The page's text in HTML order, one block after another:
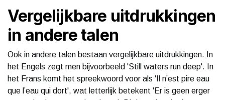
Vergelijkbare uitdrukkingen
in andere talen
Ook in andere talen bestaan vergelijkbare uitdrukkingen. In
het Engels zegt men bijvoorbeeld 'Still waters run deep'. In
het Frans komt het spreekwoord voor als 'Il n’est pire eau
que l’eau qui dort', wat letterlijk betekent 'Er is geen erger